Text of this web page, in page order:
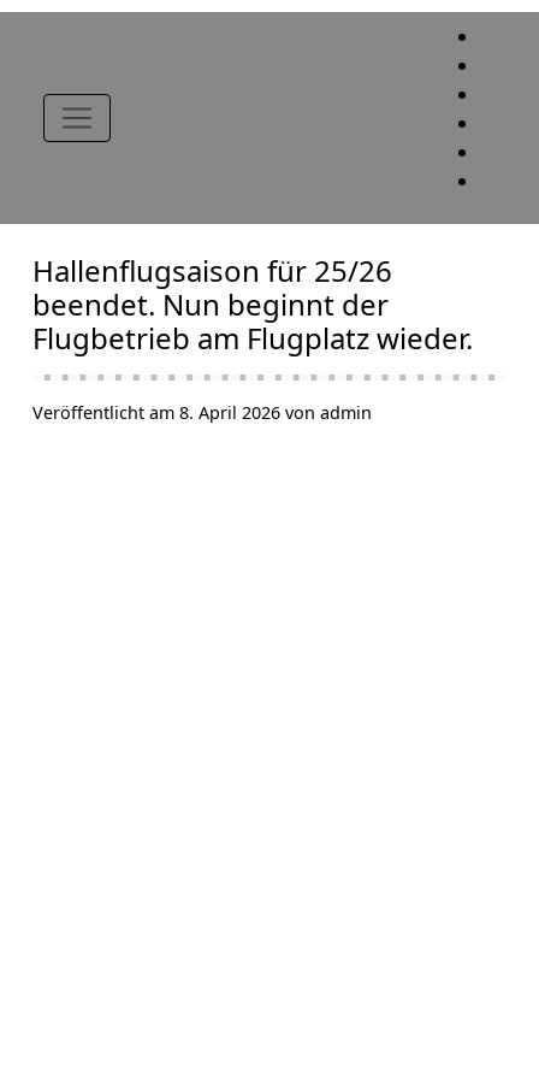
Hallenflugsaison für 25/26
beendet. Nun beginnt der
Flugbetrieb am Flugplatz wieder.
Veröffentlicht am 8. April 2026 von admin